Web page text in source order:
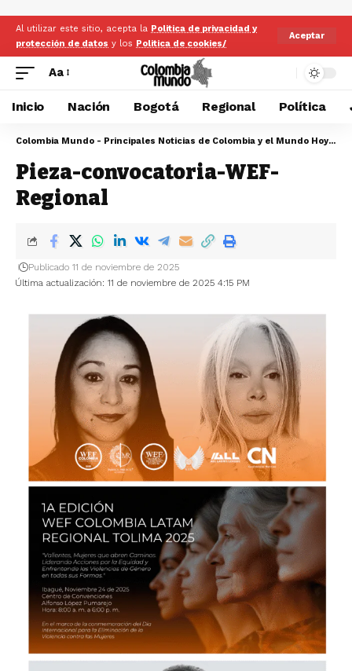
Al utilizar este sitio, acepta la Politica de privacidad y
protección de datos y los Politica de cookies/
Aceptar
Aa
Inicio Nación Bogotá Regional Política
Colombia Mundo - Principales Noticias de Colombia y el Mundo Hoy
>
Pieza-convocatoria-WEF-
Regional
Última actualización: 11 de noviembre de 2025 4:15 PM
Publicado 11 de noviembre de 2025